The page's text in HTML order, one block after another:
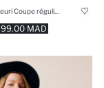
99.00 MAD